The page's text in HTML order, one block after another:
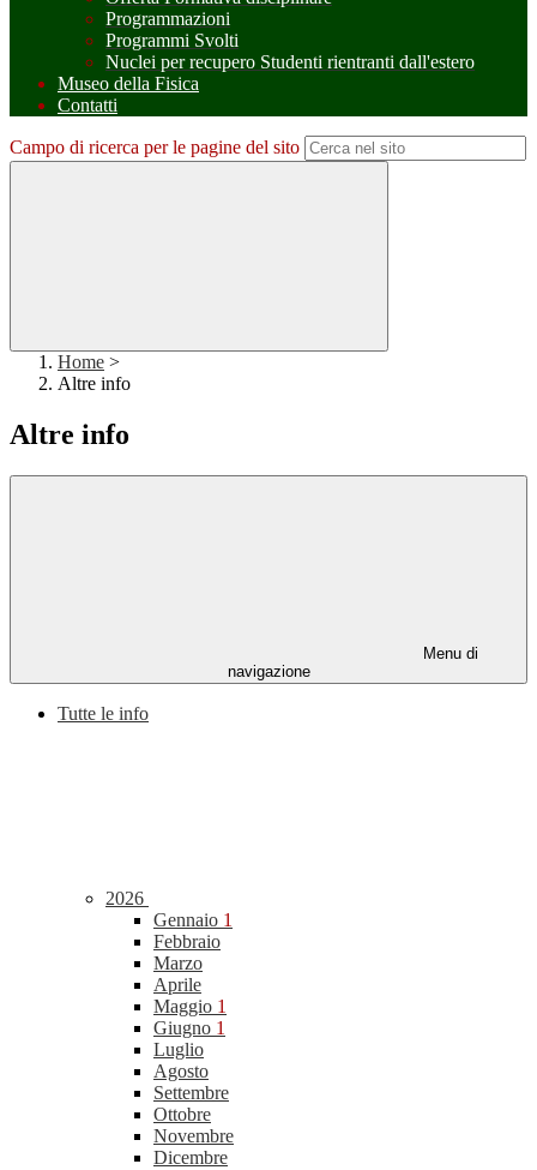
Programmazioni
Programmi Svolti
Nuclei per recupero Studenti rientranti dall'estero
Museo della Fisica
Contatti
Campo di ricerca per le pagine del sito
Home >
Altre info
Altre info
Menu di
navigazione
Tutte le info
2026
Gennaio 1
Febbraio
Marzo
Aprile
Maggio 1
Giugno 1
Luglio
Agosto
Settembre
Ottobre
Novembre
Dicembre